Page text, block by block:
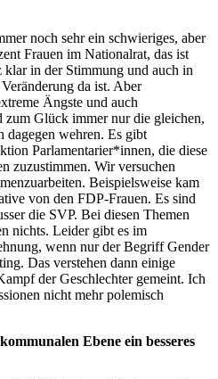
noch sehr ein schwieriges, aber
Frauen im Nationalrat, das ist
klar in der Stimmung und auch in
da ist. Aber
Ängste und auch
zum Glück immer nur die gleichen,
wehren. Es gibt
Parlamentarier*innen, die diese
zuzustimmen. Wir versuchen
Beispielsweise kam
von den FDP-Frauen. Es sind
die SVP. Bei diesen Themen
nichts. Leider gibt es im
wenn nur der Begriff Gender
Das verstehen dann einige
der Geschlechter gemeint. Ich
nicht mehr polemisch
Ebene ein besseres